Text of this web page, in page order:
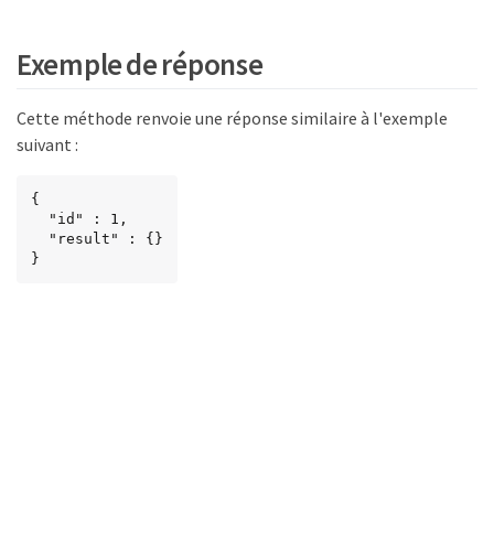
Exemple de réponse
Cette méthode renvoie une réponse similaire à l'exemple
suivant :
{
}